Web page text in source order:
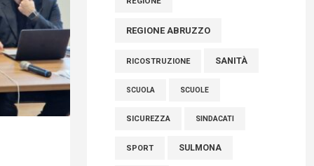
REGIONE
REGIONE ABRUZZO
RICOSTRUZIONE SANITÀ
SCUOLA SCUOLE
SICUREZZA SINDACATI
SPORT SULMONA